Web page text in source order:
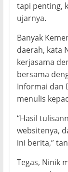
tapi penting,
ujarnya.
Banyak
daerah, kata
kerjasama
bersama
Informai dan
menulis
“Hasil
websitenya,
ini berita,”
Tegas, Ninik